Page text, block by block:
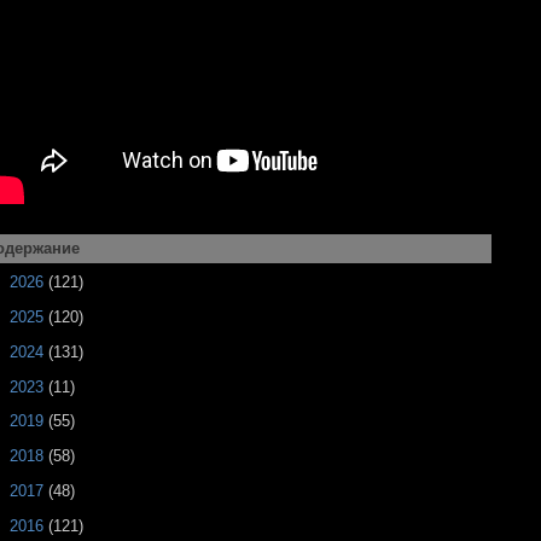
2026(121)
2025(120)
2024(131)
2023(11)
2019(55)
2018(58)
2017(48)
2016(121)